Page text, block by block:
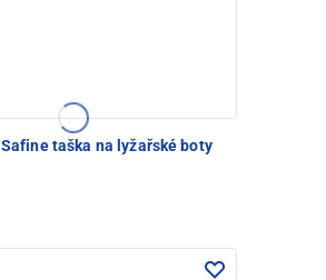
Safine taška na lyžařské boty